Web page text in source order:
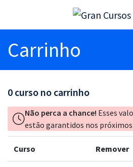
Carrinho
0 curso no carrinho
Não perca a chance! Esses
estão garantidos nos próximos
Curso Remover